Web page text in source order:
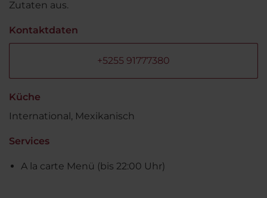
Zutaten aus.
Kontaktdaten
+5255 91777380
Küche
International, Mexikanisch
Services
A la carte Menü (bis 22:00 Uhr)